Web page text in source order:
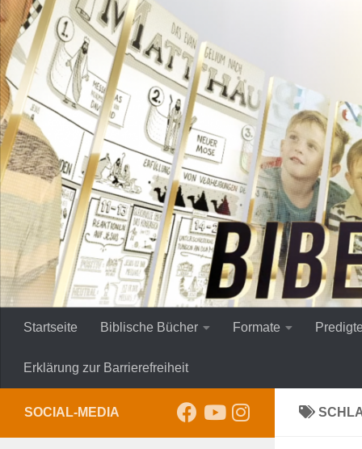
Zum Inhalt springen
Startseite Biblische Bücher Formate
Erklärung zur Barrierefreiheit
SOCIAL-MEDIA